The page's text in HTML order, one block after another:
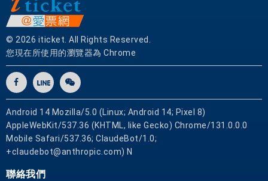
© 2026 iticket. All Rights Reserved.
您現在所使用的瀏覽器為 Chrome
Android 14 Mozilla/5.0 (Linux; Android 14; Pixel 8)
AppleWebKit/537.36 (KHTML, like Gecko) Chrome/131.0.0.0
Mobile Safari/537.36; ClaudeBot/1.0;
+claudebot@anthropic.com) N
聯絡我們